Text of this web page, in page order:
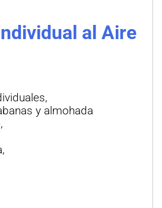
al Aire
y almohada